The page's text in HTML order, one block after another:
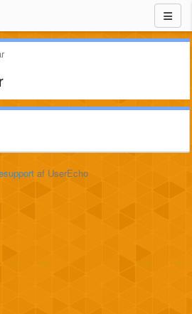
af UserEcho